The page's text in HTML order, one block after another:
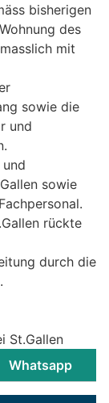
bisherigen
des
mit
sowie die
und
sowie
rückte
durch die
St.Gallen
Whatsapp